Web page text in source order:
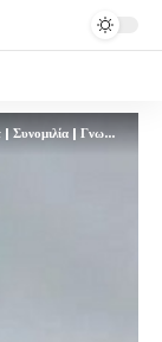
mIRC Hellas Chat - IRC Greek Chat | Δωρεάν τσατ | Συνομιλία | Γνωριμίες | FREE